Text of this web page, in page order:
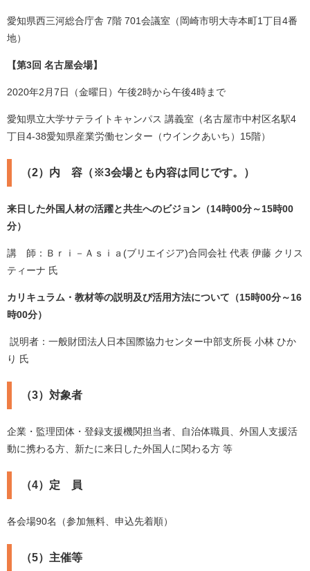
愛知県西三河総合庁舎 7階 701会議室（岡崎市明大寺本町1丁目4番
地）
【第3回 名古屋会場】
2020年2月7日（金曜日）午後2時から午後4時まで
愛知県立大学サテライトキャンパス 講義室（名古屋市中村区名駅4
丁目4-38愛知県産業労働センター（ウインクあいち）15階）
（2）内 容（※3会場とも内容は同じです。）
来日した外国人材の活躍と共生へのビジョン（14時00分～15時00
分）
講 師：Ｂｒｉ－Ａｓｉａ(ブリエイジア)合同会社 代表 伊藤 クリス
ティーナ 氏
カリキュラム・教材等の説明及び活用方法について（15時00分～16
時00分）
説明者：一般財団法人日本国際協力センター中部支所長 小林 ひか
り 氏
（3）対象者
企業・監理団体・登録支援機関担当者、自治体職員、外国人支援活
動に携わる方、新たに来日した外国人に関わる方 等
（4）定 員
各会場90名（参加無料、申込先着順）
（5）主催等